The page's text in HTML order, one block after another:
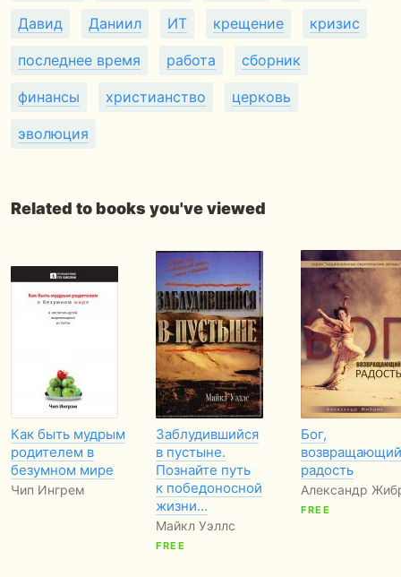
Давид Даниил ИТ крещение кризис
последнее время работа сборник
финансы христианство церковь
эволюция
Related to books you've viewed
Как быть мудрым
родителем в
безумном мире
Чип Ингрем
Заблудившийся
в пустыне.
Познайте путь
к победоносной
жизни…
Майкл Уэллс
FREE
Бог,
возвращающий
радость
Александр
FREE